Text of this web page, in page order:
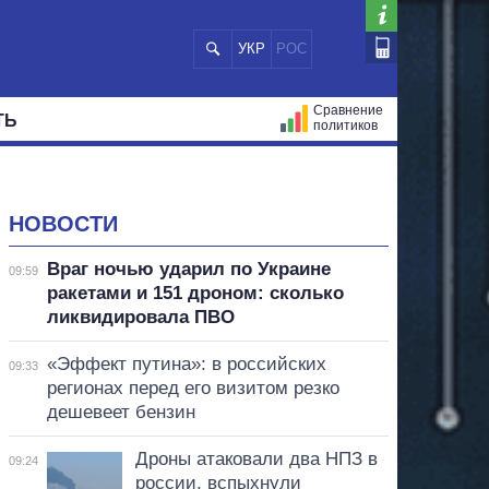
УКР РОС
Сравнение
политиков
НОВОСТИ
09:59
Враг ночью ударил по Украине
ракетами и 151 дроном: сколько
ликвидировала ПВО
09:33
«Эффект путина»: в российских
регионах перед его визитом резко
дешевеет бензин
09:24
Дроны атаковали два НПЗ в
россии, вспыхнули